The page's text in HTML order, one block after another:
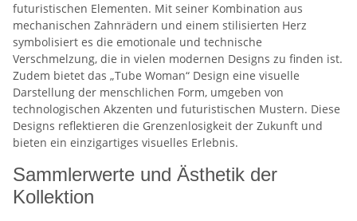
futuristischen Elementen. Mit seiner Kombination aus
mechanischen Zahnrädern und einem stilisierten Herz
symbolisiert es die emotionale und technische
Verschmelzung, die in vielen modernen Designs zu finden ist.
Zudem bietet das „Tube Woman“ Design eine visuelle
Darstellung der menschlichen Form, umgeben von
technologischen Akzenten und futuristischen Mustern. Diese
Designs reflektieren die Grenzenlosigkeit der Zukunft und
bieten ein einzigartiges visuelles Erlebnis.
Sammlerwerte und Ästhetik der
Kollektion